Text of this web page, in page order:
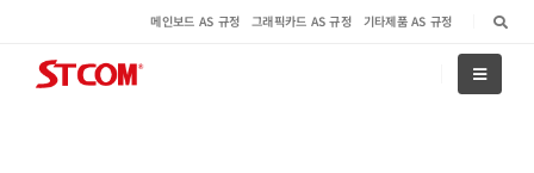
메인보드 AS 규정 그래픽카드 AS 규정 기타제품 AS 규정